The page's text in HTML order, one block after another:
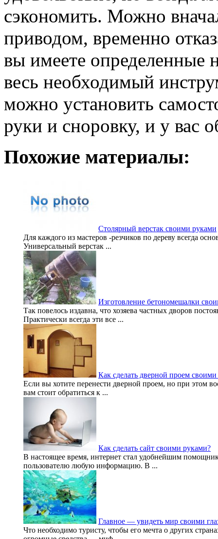
сэкономить. Можно
приводом, временно
вы имеете определенные
весь необходимый
можно установить
руки и сноровку, и у вас
Похожие материалы:
Столярный верстак своими руками
Для каждого из мастеров -резчиков по дереву всегда
Универсальный верстак ...
Изготовление бетономешалки
Так повелось издавна, что хозяева частных дворов
Практически всегда эти все ...
Как сделать дверной проем
Если вы хотите перенести дверной проем, но при этом
вам стоит обратиться к ...
Как сделать сайт своими руками?
В настоящее время, интернет стал удобнейшим
пользователю любую информацию. В ...
Главное — увидеть мир своими
Что необходимо туристу, чтобы его мечта о других